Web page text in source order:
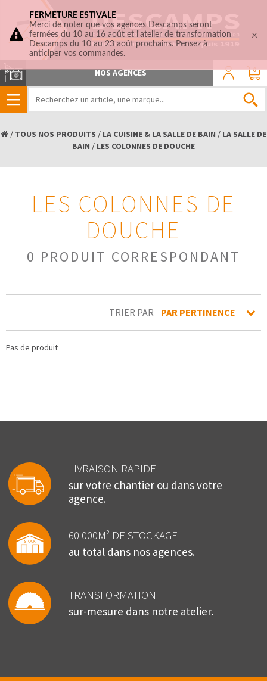
0
NOS AGENCES
/ TOUS NOS PRODUITS / LA CUISINE & LA SALLE DE BAIN / LA SALLE DE
BAIN / LES COLONNES DE DOUCHE
LES COLONNES DE
DOUCHE
0 PRODUIT CORRESPONDANT
TRIER PAR PAR PERTINENCE
Pas de produit
LIVRAISON RAPIDE
sur votre chantier ou dans votre
agence.
60 000M² DE STOCKAGE
au total dans nos agences.
TRANSFORMATION
sur-mesure dans notre atelier.
FERMETURE ESTIVALE
Merci de noter que vos agences Descamps seront
fermées du 10 au 16 août et l'atelier de transformation
Descamps du 10 au 23 août prochains. Pensez à
anticiper vos commandes.